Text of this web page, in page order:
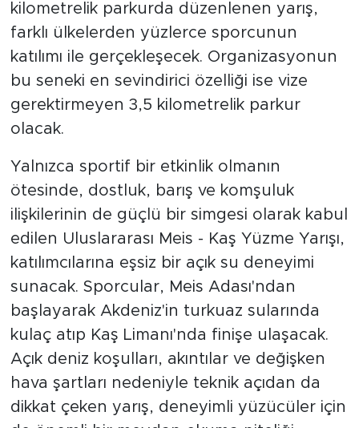
kilometrelik parkurda düzenlenen yarış,
farklı ülkelerden yüzlerce sporcunun
katılımı ile gerçekleşecek. Organizasyonun
bu seneki en sevindirici özelliği ise vize
gerektirmeyen 3,5 kilometrelik parkur
olacak.
Yalnızca sportif bir etkinlik olmanın
ötesinde, dostluk, barış ve komşuluk
ilişkilerinin de güçlü bir simgesi olarak kabul
edilen Uluslararası Meis - Kaş Yüzme Yarışı,
katılımcılarına eşsiz bir açık su deneyimi
sunacak. Sporcular, Meis Adası'ndan
başlayarak Akdeniz'in turkuaz sularında
kulaç atıp Kaş Limanı'nda finişe ulaşacak.
Açık deniz koşulları, akıntılar ve değişken
hava şartları nedeniyle teknik açıdan da
dikkat çeken yarış, deneyimli yüzücüler için